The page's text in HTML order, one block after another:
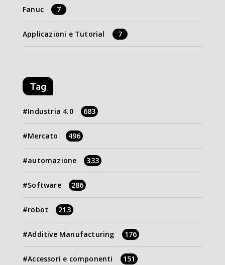
Fanuc 7
Applicazioni e Tutorial 7
Tag
Industria 4.0 683
Mercato 496
automazione 333
Software 286
robot 213
Additive Manufacturing 176
Accessori e componenti 151